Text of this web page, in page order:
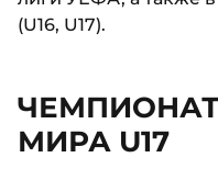
(U16, U17).
МИРА U17